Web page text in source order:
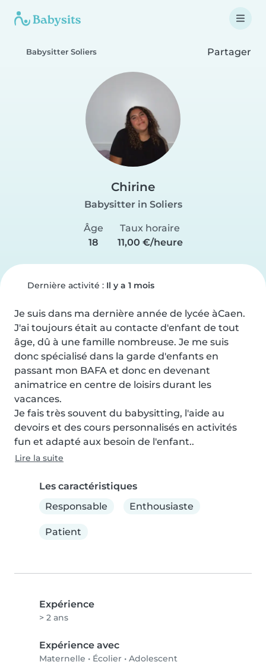
Babysitter Soliers Partager
Chirine
Babysitter in Soliers
Âge
18
Taux horaire
11,00 €/heure
Dernière activité : Il y a 1 mois
Je suis dans ma dernière année de lycée àCaen.
J'ai toujours était au contacte d'enfant de tout
âge, dû à une famille nombreuse. Je me suis
donc spécialisé dans la garde d'enfants en
passant mon BAFA et donc en devenant
animatrice en centre de loisirs durant les
vacances.
Je fais très souvent du babysitting, l'aide au
devoirs et des cours personnalisés en activités
fun et adapté aux besoin de l'enfant..
Lire la suite
Les caractéristiques
Responsable
Enthousiaste
Patient
Expérience
> 2 ans
Expérience avec
Maternelle • Écolier • Adolescent